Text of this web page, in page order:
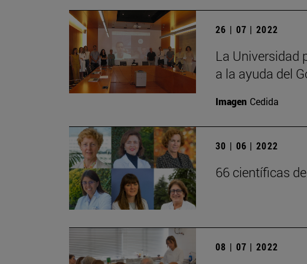
26 | 07 | 2022
La Universidad
a la ayuda del
Imagen Cedida
30 | 06 | 2022
66 científicas
08 | 07 | 2022